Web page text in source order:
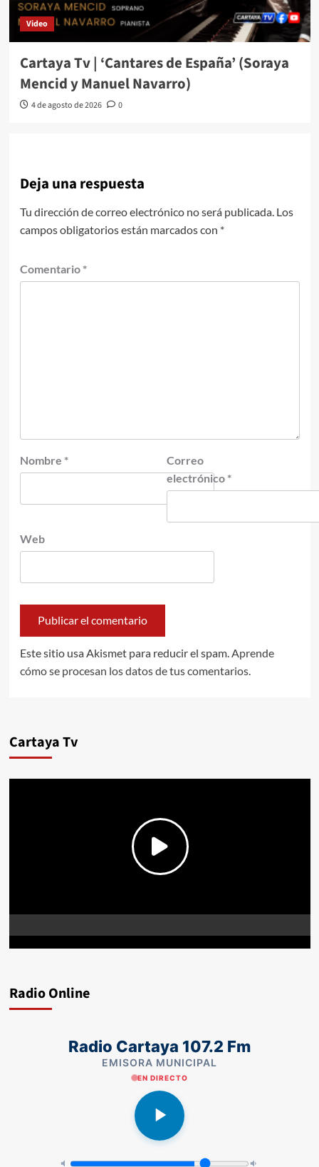
Video
Cartaya Tv | ‘Cantares de España’ (Soraya
Mencid y Manuel Navarro)
4 de agosto de 2026 0
Deja una respuesta
Tu dirección de correo electrónico no será publicada. Los
campos obligatorios están marcados con *
Comentario *
Nombre *
Correo
electrónico *
Web
Este sitio usa Akismet para reducir el spam. Aprende
cómo se procesan los datos de tus comentarios.
Cartaya Tv
Radio Online
Radio Cartaya 107.2 Fm
EMISORA MUNICIPAL
EN DIRECTO